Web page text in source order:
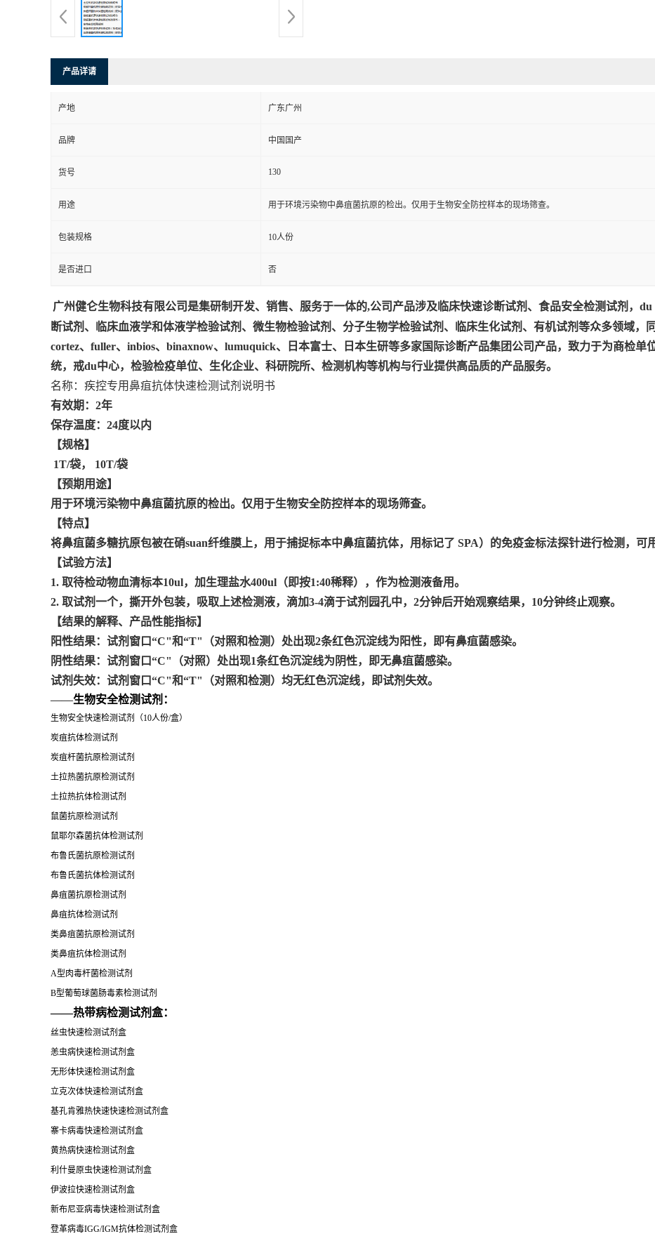
产品详请
产地 广东广州
品牌 中国国产
货号 130
用途 用于环境污染物中鼻疽菌抗原的检出。仅用于生物安全防控样本的现场筛查。
包装规格 10人份
是否进口 否
广州健仑生物科技有限公司是集研制开发、销售、服务于一体的,公司产品涉及临床快速诊断试剂、食品安全检测试剂，
断试剂、临床血液学和体液学检验试剂、微生物检验试剂、分子生物学检验试剂、临床生化试剂、有机试剂等众多领域，
cortez、fuller、inbios、binaxnow、lumuquick、日本富士、日本生研等多家国际诊断产品集团公司产品，致力于为商检单
统，戒du中心，检验检疫单位、生化企业、科研院所、检测机构等机构与行业提供高品质的产品服务。
名称： 疾控专用鼻疽抗体快速检测试剂说明书
有效期：2年
保存温度：24度以内
【规格】
1T/袋， 10T/袋
【预期用途】
用于环境污染物中鼻疽菌抗原的检出。仅用于生物安全防控样本的现场筛查。
【特点】
将鼻疽菌多糖抗原包被在硝suan纤维膜上，用于捕捉标本中鼻疽菌抗体，用标记了 SPA）的免疫金标法探针进行检测，可
【试验方法】
1. 取待检动物血清标本10ul，加生理盐水400ul（即按1:40稀释），作为检测液备用。
2. 取试剂一个，撕开外包装，吸取上述检测液，滴加3-4滴于试剂园孔中，2分钟后开始观察结果，10分钟终止观察。
【结果的解释、产品性能指标】
阳性结果：试剂窗口“C"和“T"（对照和检测）处出现2条红色沉淀线为阳性，即有鼻疽菌感染。
阴性结果：试剂窗口“C"（对照）处出现1条红色沉淀线为阴性，即无鼻疽菌感染。
试剂失效：试剂窗口“C"和“T"（对照和检测）均无红色沉淀线，即试剂失效。
——生物安全检测试剂：
生物安全快速检测试剂（10人份/盒）
炭疽抗体检测试剂
炭疽杆菌抗原检测试剂
土拉热菌抗原检测试剂
土拉热抗体检测试剂
鼠菌抗原检测试剂
鼠耶尔森菌抗体检测试剂
布鲁氏菌抗原检测试剂
布鲁氏菌抗体检测试剂
鼻疽菌抗原检测试剂
鼻疽抗体检测试剂
类鼻疽菌抗原检测试剂
类鼻疽抗体检测试剂
A型肉毒杆菌检测试剂
B型葡萄球菌肠毒素检测试剂
——热带病检测试剂盒：
丝虫快速检测试剂盒
恙虫病快速检测试剂盒
无形体快速检测试剂盒
立克次体快速检测试剂盒
基孔肯雅热快速快速检测试剂盒
寨卡病毒快速检测试剂盒
黄热病快速检测试剂盒
利什曼原虫快速检测试剂盒
伊波拉快速检测试剂盒
新布尼亚病毒快速检测试剂盒
登革病毒IGG/IGM抗体检测试剂盒